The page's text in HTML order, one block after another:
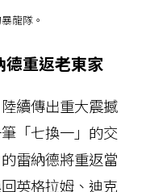
龍隊。
重返老東家
續傳出重大震撼
「七換一」的交
雷納德將重返當
英格拉姆、迪克